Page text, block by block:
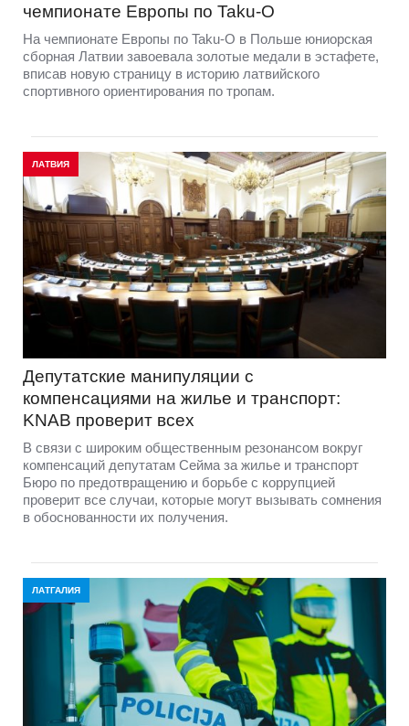
чемпионате Европы по Taku-O
На чемпионате Европы по Taku-O в Польше юниорская
сборная Латвии завоевала золотые медали в эстафете,
вписав новую страницу в историю латвийского
спортивного ориентирования по тропам.
ЛАТВИЯ
Депутатские манипуляции с
компенсациями на жилье и транспорт:
KNAB проверит всех
В связи с широким общественным резонансом вокруг
компенсаций депутатам Сейма за жилье и транспорт
Бюро по предотвращению и борьбе с коррупцией
проверит все случаи, которые могут вызывать сомнения
в обоснованности их получения.
ЛАТГАЛИЯ